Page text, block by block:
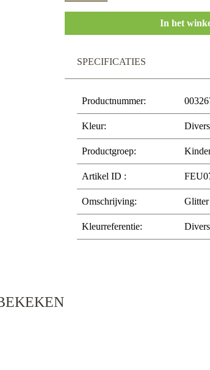
In het
SPECIFICATIES
Productnummer:
Kleur:
Productgroep:
Artikel ID :
Omschrijving: Glitter
Kleurreferentie: